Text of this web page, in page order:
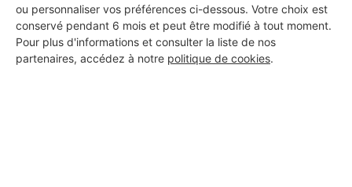
ou personnaliser vos préférences ci-dessous. Votre choix est
conservé pendant 6 mois et peut être modifié à tout moment.
Pour plus d'informations et consulter la liste de nos
partenaires, accédez à notre politique de cookies.